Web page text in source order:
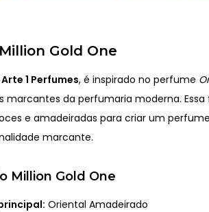
Gold One
Arte 1 Perfumes, é inspirado no perfume
marcantes da perfumaria moderna.
e amadeiradas para criar um
marcante.
Million Gold One
Oriental Amadeirado